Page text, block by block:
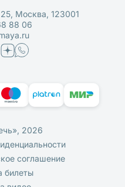
Москва, 123001
88 06
2026
соглашение
билеты